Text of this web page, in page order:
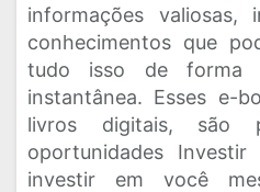
informações valiosas,
conhecimentos que
tudo isso de forma
instantânea. Esses e-
livros digitais, são
oportunidades
investir em você